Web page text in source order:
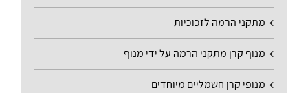
מתקני הרמה לזכוכיות
מנוף קרן מתקני הרמה על ידי מנוף
מנופי קרן חשמליים מיוחדים